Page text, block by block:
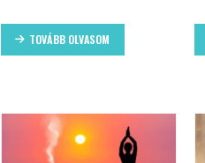
TOVÁBB OLVASOM